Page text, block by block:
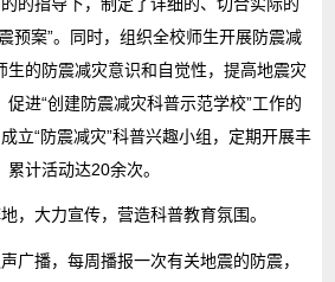
预案”。同时，组织全校师生开展防震减
生的防震减灾意识和自觉性，提高地震灾
进“创建防震减灾科普示范学校”工作的
立“防震减灾”科普兴趣小组，定期开展丰
计活动达20余次。
，大力宣传，营造科普教育氛围。
广播，每周播报一次有关地震的防震，